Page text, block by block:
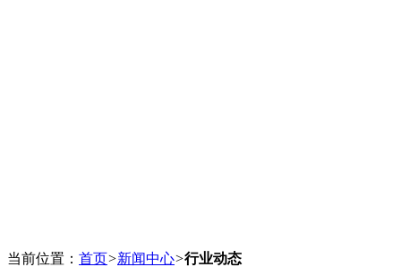
当前位置： 首页>新闻中心>行业动态